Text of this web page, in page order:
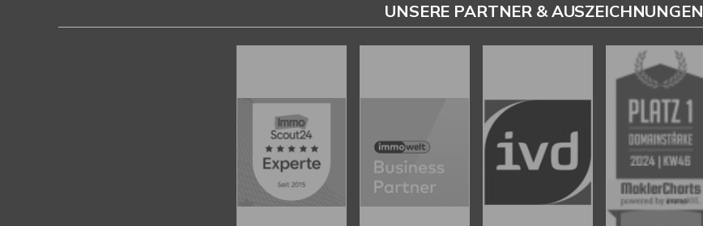
UNSERE PARTNER & AUSZEICHNUNGEN